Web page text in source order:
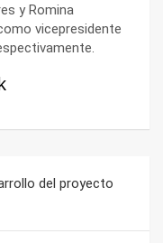
y Romina
vicepresidente
del proyecto